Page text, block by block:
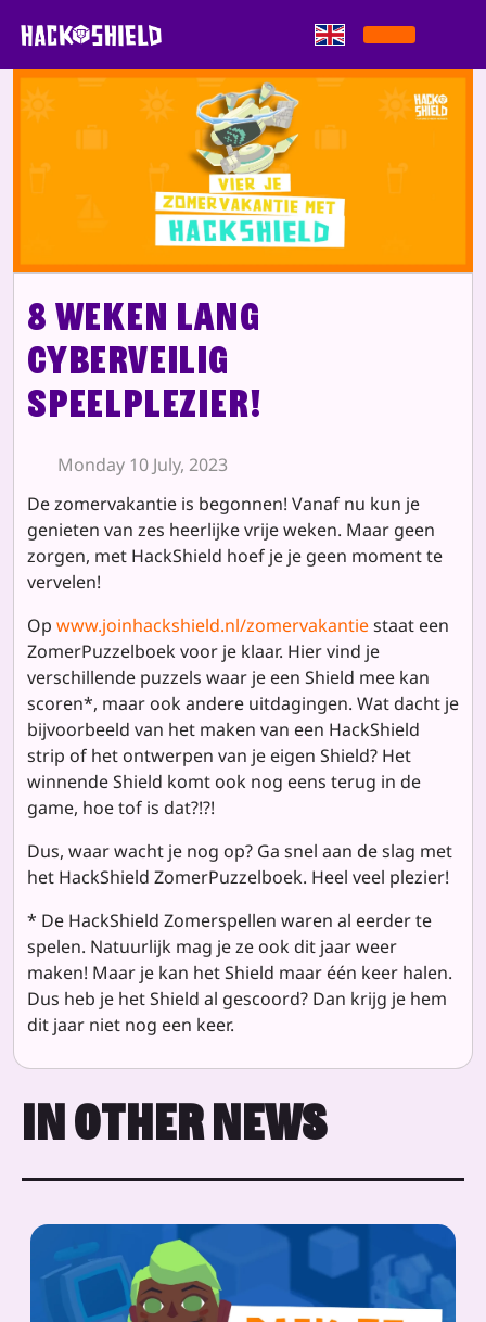
8 weken lang
cyberveilig
speelplezier!
Monday 10 July, 2023
De zomervakantie is begonnen! Vanaf nu kun je
genieten van zes heerlijke vrije weken. Maar geen
zorgen, met HackShield hoef je je geen moment te
vervelen!
Op www.joinhackshield.nl/zomervakantiestaat een
ZomerPuzzelboek voor je klaar. Hier vind je
verschillende puzzels waar je een Shield mee kan
scoren*, maar ook andere uitdagingen. Wat dacht je
bijvoorbeeld van het maken van een HackShield
strip of het ontwerpen van je eigen Shield? Het
winnende Shield komt ook nog eens terug in de
game, hoe tof is dat?!?!
Dus, waar wacht je nog op? Ga snel aan de slag met
het HackShield ZomerPuzzelboek. Heel veel plezier!
* De HackShield Zomerspellen waren al eerder te
spelen. Natuurlijk mag je ze ook dit jaar weer
maken! Maar je kan het Shield maar één keer halen.
Dus heb je het Shield al gescoord? Dan krijg je hem
dit jaar niet nog een keer.
IN OTHER NEWS